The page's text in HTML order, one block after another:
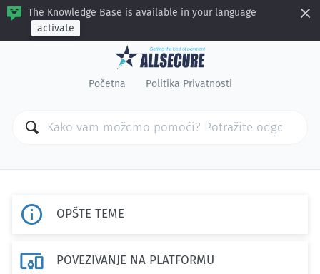
The Knowledge Base is available in your language
activate
Početna Politika Privatnosti
 OPŠTE TEME
 POVEZIVANJE NA PLATFORMU